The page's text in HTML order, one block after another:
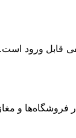
ورود است.
و